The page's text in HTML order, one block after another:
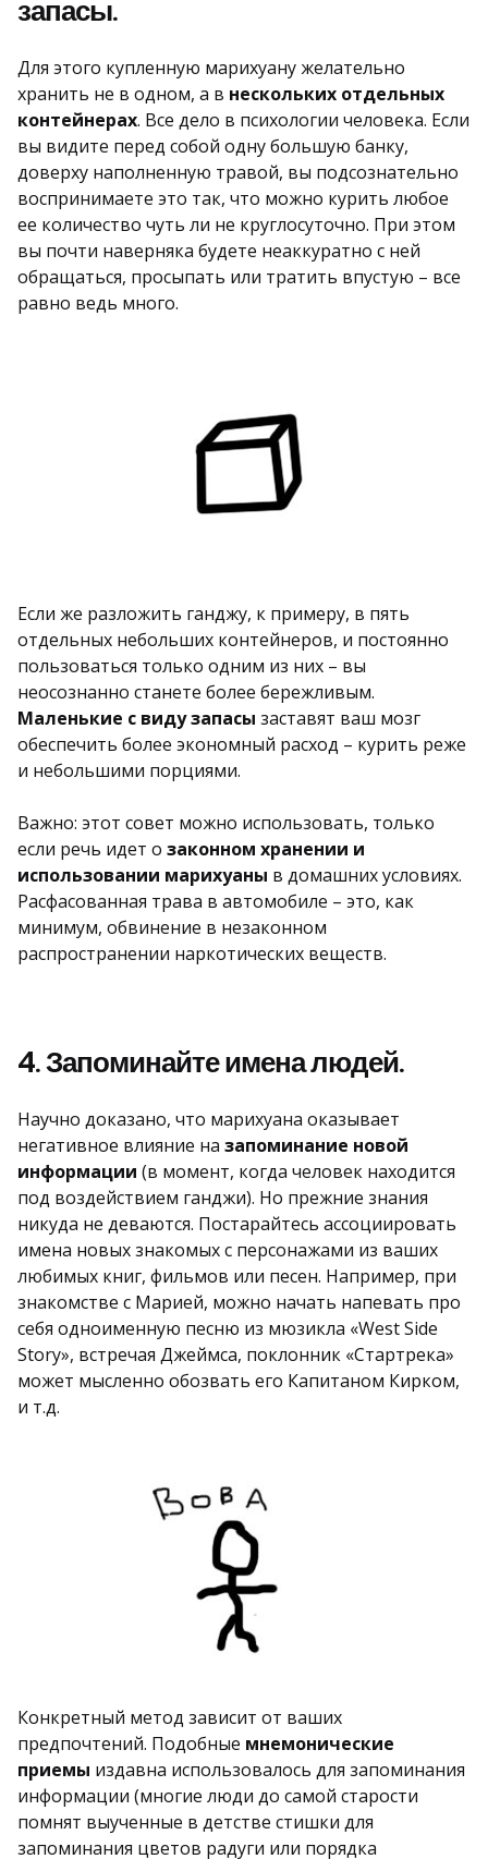
запасы.
Для этого купленную марихуану желательно
хранить не в одном, а в нескольких отдельных
контейнерах. Все дело в психологии человека. Если
вы видите перед собой одну большую банку,
доверху наполненную травой, вы подсознательно
воспринимаете это так, что можно курить любое
ее количество чуть ли не круглосуточно. При этом
вы почти наверняка будете неаккуратно с ней
обращаться, просыпать или тратить впустую – все
равно ведь много.
Если же разложить ганджу, к примеру, в пять
отдельных небольших контейнеров, и постоянно
пользоваться только одним из них – вы
неосознанно станете более бережливым.
Маленькие с виду запасы заставят ваш мозг
обеспечить более экономный расход – курить реже
и небольшими порциями.
Важно: этот совет можно использовать, только
если речь идет о законном хранении и
использовании марихуаны в домашних условиях.
Расфасованная трава в автомобиле – это, как
минимум, обвинение в незаконном
распространении наркотических веществ.
4. Запоминайте имена людей.
Научно доказано, что марихуана оказывает
негативное влияние на запоминание новой
информации (в момент, когда человек находится
под воздействием ганджи). Но прежние знания
никуда не деваются. Постарайтесь ассоциировать
имена новых знакомых с персонажами из ваших
любимых книг, фильмов или песен. Например, при
знакомстве с Марией, можно начать напевать про
себя одноименную песню из мюзикла «West Side
Story», встречая Джеймса, поклонник «Стартрека»
может мысленно обозвать его Капитаном Кирком,
и т.д.
Конкретный метод зависит от ваших
предпочтений. Подобные мнемонические
приемы издавна использовалось для запоминания
информации (многие люди до самой старости
помнят выученные в детстве стишки для
запоминания цветов радуги или порядка